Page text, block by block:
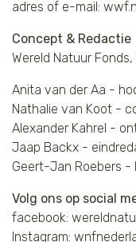
adres of e-mail:
Concept & Redactie
Wereld Natuur
Anita van der Aa -
Nathalie van Koot -
Alexander Kahrel -
Jaap Backx -
Geert-Jan Roebers -
Volg ons op social
facebook:
Instagram: